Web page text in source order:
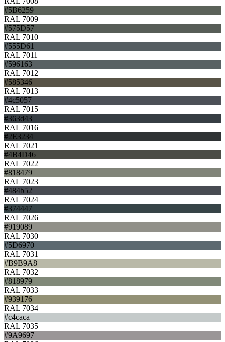
#5B6259
RAL 7009
#575D57
RAL 7010
#555D61
RAL 7011
#596163
RAL 7012
#585346
RAL 7013
#4c5057
RAL 7015
#363d43
RAL 7016
#2E3234
RAL 7021
#4B4D46
RAL 7022
#818479
RAL 7023
#484b52
RAL 7024
#374447
RAL 7026
#919089
RAL 7030
#5D6970
RAL 7031
#B9B9A8
RAL 7032
#818979
RAL 7033
#939176
RAL 7034
#c4caca
RAL 7035
#9A9697